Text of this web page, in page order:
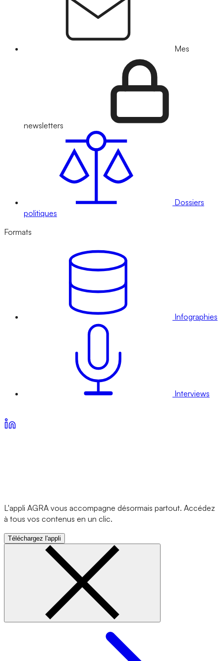
Mes
newsletters
Dossiers
politiques
Formats
Infographies
Interviews
L'appli AGRA vous accompagne désormais partout. Accédez
à tous vos contenus en un clic.
Téléchargez l'appli